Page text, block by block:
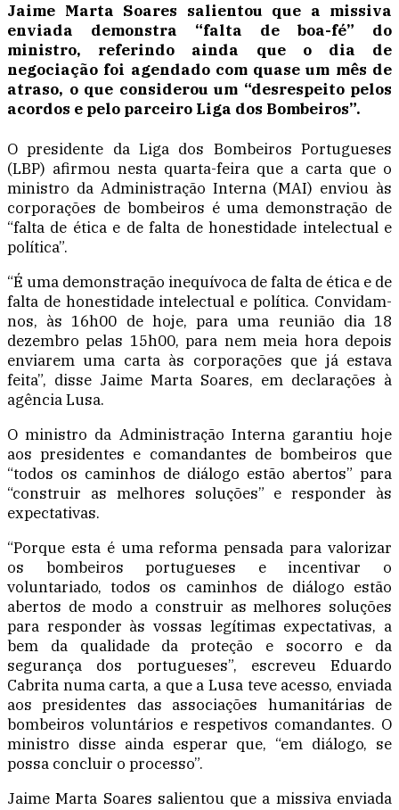
Jaime Marta Soares salientou que a missiva
enviada demonstra “falta de boa-fé” do
ministro, referindo ainda que o dia de
negociação foi agendado com quase um mês de
atraso, o que considerou um “desrespeito pelos
acordos e pelo parceiro Liga dos Bombeiros”.
O presidente da Liga dos Bombeiros Portugueses
(LBP) afirmou nesta quarta-feira que a carta que o
ministro da Administração Interna (MAI) enviou às
corporações de bombeiros é uma demonstração de
“falta de ética e de falta de honestidade intelectual e
política”.
“É uma demonstração inequívoca de falta de ética e de
falta de honestidade intelectual e política. Convidam-
nos, às 16h00 de hoje, para uma reunião dia 18
dezembro pelas 15h00, para nem meia hora depois
enviarem uma carta às corporações que já estava
feita”, disse Jaime Marta Soares, em declarações à
agência Lusa.
O ministro da Administração Interna garantiu hoje
aos presidentes e comandantes de bombeiros que
“todos os caminhos de diálogo estão abertos” para
“construir as melhores soluções” e responder às
expectativas.
“Porque esta é uma reforma pensada para valorizar
os bombeiros portugueses e incentivar o
voluntariado, todos os caminhos de diálogo estão
abertos de modo a construir as melhores soluções
para responder às vossas legítimas expectativas, a
bem da qualidade da proteção e socorro e da
segurança dos portugueses”, escreveu Eduardo
Cabrita numa carta, a que a Lusa teve acesso, enviada
aos presidentes das associações humanitárias de
bombeiros voluntários e respetivos comandantes. O
ministro disse ainda esperar que, “em diálogo, se
possa concluir o processo”.
Jaime Marta Soares salientou que a missiva enviada